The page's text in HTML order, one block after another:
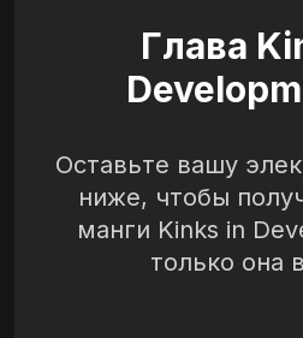
Глава
Оставьте вашу
ниже, чтобы
манги Kinks in
только она